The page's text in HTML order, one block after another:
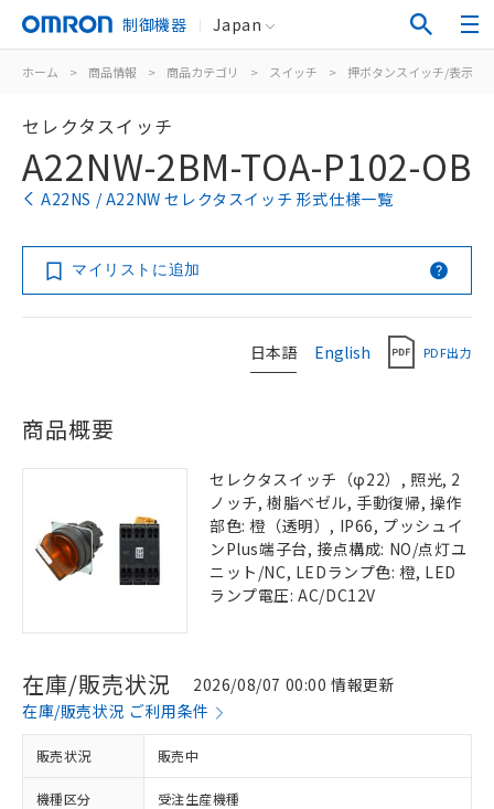
制御機器 Japan
ホーム > 商品情報 > 商品カテゴリ > スイッチ > 押ボタンスイッチ/表示灯
セレクタスイッチ
A22NW-2BM-TOA-P102-OB
A22NS / A22NW セレクタスイッチ 形式仕様一覧
マイリストに追加
日本語 English PDF出力
商品概要
セレクタスイッチ（φ22）, 照光, 2
ノッチ, 樹脂ベゼル, 手動復帰, 操作
部色: 橙（透明）, IP66, プッシュイ
ンPlus端子台, 接点構成: NO/点灯ユ
ニット/NC, LEDランプ色: 橙, LED
ランプ電圧: AC/DC12V
在庫/販売状況
2026/08/07 00:00 情報更新
在庫/販売状況 ご利用条件
販売状況 販売中
機種区分 受注生産機種